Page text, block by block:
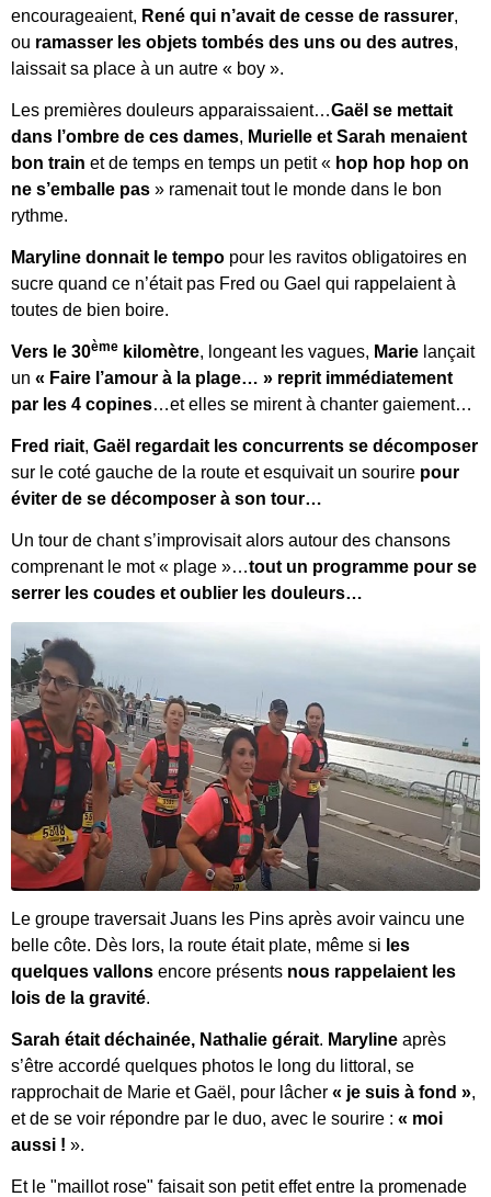
encourageaient, René qui n’avait de cesse de rassurer,
ou ramasser les objets tombés des uns ou des autres,
laissait sa place à un autre « boy ».
Les premières douleurs apparaissaient…Gaël se mettait
dans l’ombre de ces dames, Murielle et Sarah menaient
bon train et de temps en temps un petit « hop hop hop on
ne s’emballe pas » ramenait tout le monde dans le bon
rythme.
Maryline donnait le tempo pour les ravitos obligatoires en
sucre quand ce n’était pas Fred ou Gael qui rappelaient à
toutes de bien boire.
Vers le 30ème kilomètre, longeant les vagues, Marie lançait
un « Faire l’amour à la plage… » reprit immédiatement
par les 4 copines…et elles se mirent à chanter gaiement…
Fred riait, Gaël regardait les concurrents se décomposer
sur le coté gauche de la route et esquivait un sourire pour
éviter de se décomposer à son tour…
Un tour de chant s’improvisait alors autour des chansons
comprenant le mot « plage »…tout un programme pour se
serrer les coudes et oublier les douleurs…
Le groupe traversait Juans les Pins après avoir vaincu une
belle côte. Dès lors, la route était plate, même si les
quelques vallons encore présents nous rappelaient les
lois de la gravité.
Sarah était déchainée, Nathalie gérait. Maryline après
s’être accordé quelques photos le long du littoral, se
rapprochait de Marie et Gaël, pour lâcher « je suis à fond »,
et de se voir répondre par le duo, avec le sourire : « moi
aussi ! ».
Et le "maillot rose" faisait son petit effet entre la promenade